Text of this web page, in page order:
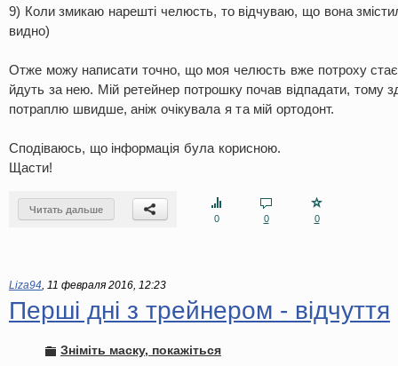
9) Коли змикаю нарешті челюсть, то відчуваю, що вона
видно)
Отже можу написати точно, що моя челюсть вже потроху стає
йдуть за нею. Мій ретейнер потрошку почав відпадати, тому
потраплю швидше, аніж очікувала я та мій ортодонт.
Сподіваюсь, що інформація була корисною.
Щасти!
Читать дальше
0
0 0
Liza94, 11 февраля 2016, 12:23
Перші дні з трейнером - відчуття
Зніміть маску, покажіться